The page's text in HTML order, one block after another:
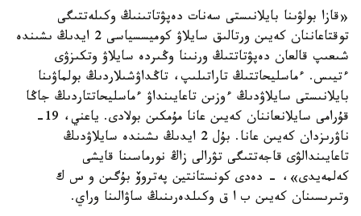
«قازا بولۋىنا بايلانىستى سەنات دەپۋتاتىنىڭ وكىلەتتىگى
توقتاعاننان كەيىن ورتالىق سايلاۋ كوميسسياسى 2 ايدىڭ ىشىندە
شىعىپ قالعان دەپۋتاتتىڭ ورنىنا وڭىردە سايلاۋ وتكىزۋى
ءتيىس. ءماسليحاتتىڭ تاراتىلىپ، تاڭداۋشىلاردىڭ بولماۋىنا
بايلانىستى سايلاۋدىڭ ءوزىن تاعايىنداۋ ءماسليحاتتاردىڭ جاڭا
قۇرامى سايلانعاننان كەيىن عانا مۇمكىن بولادى. ياعني، 19-
ناۋرىزدان كەيىن عانا. بۇل 2 ايدىڭ ىشىندە سايلاۋدىڭ
تاعايىندالۋى قاجەتتىگى تۋرالى زاڭ نورماسىنا قايشى
كەلمەيدى»، - دەدى كونستانتين پەتروۆ بۇگىن و س ك
وتىرىسىنان كەيىن ب ا ق وكىلدەرىنىڭ ساۋالىنا وراي.